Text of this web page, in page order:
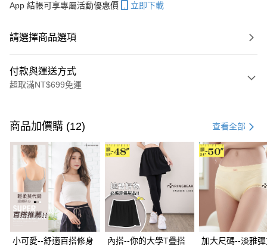
App 結帳可享專屬活動優惠價 立即下載
請選擇商品選項
付款與運送方式
超取滿NT$699免運
信用卡一次付款
超商取貨付款
LINE Pay
Apple Pay
街口支付
悠遊付
商品加價購 (12) 查看全部
小可愛--舒適百搭修身
內搭--你的大學T疊搭
加大尺碼--淡雅